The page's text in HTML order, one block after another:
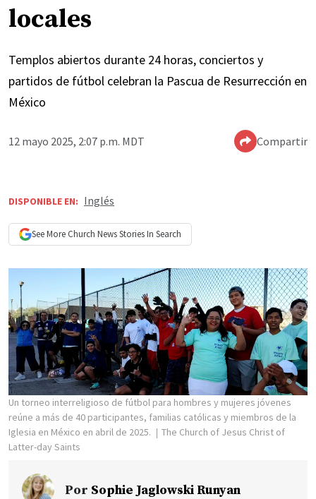
locales
Templos abiertos durante 24 horas, conciertos y
partidos de fútbol celebran la Pascua de Resurrección en
México
12 mayo 2025, 2:07 p.m. MDT Compartir
DISPONIBLE EN: Inglés
See More Church NewsStories In Search
Un torneo interreligioso de fútbol para hombres y mujeres jóvenes
reúne a más de 40 participantes, familias católicas y miembros de la
Iglesia en México en abril de 2025.
The Church of Jesus Christ of
Latter-day Saints
Por Sophie Jaglowski Runyan